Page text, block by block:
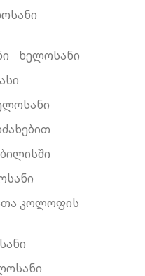
ხელოსანი
კოლოფის